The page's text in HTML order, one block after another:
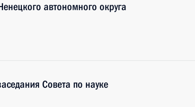
автономного округа
Совета по науке